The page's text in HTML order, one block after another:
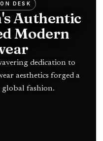
DESK
Authentic
Modern
dedication to
aesthetics forged a
fashion.